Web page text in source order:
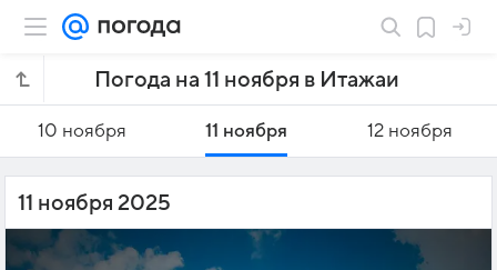
Погода на 11 ноября в Итажаи
10 ноября 11 ноября 12 ноября
11 ноября 2025